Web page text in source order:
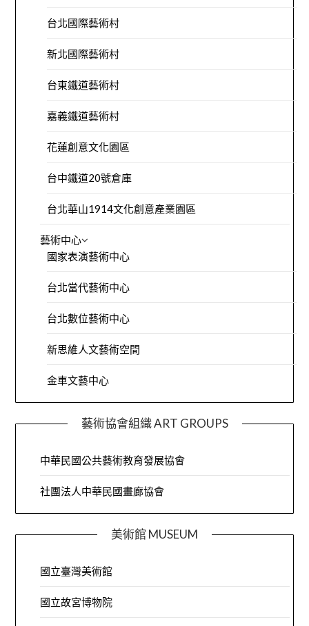
台北國際藝術村
新北國際藝術村
台東鐵道藝術村
嘉義鐵道藝術村
花蓮創意文化園區
台中鐵道20號倉庫
台北華山1914文化創意產業園區
藝術中心
國家表演藝術中心
台北當代藝術中心
台北數位藝術中心
新思維人文藝術空間
金車文藝中心
藝術協會組織 ART GROUPS
中華民國公共藝術教育發展協會
社團法人中華民國畫廊協會
美術館 MUSEUM
國立臺灣美術館
國立故宮博物院